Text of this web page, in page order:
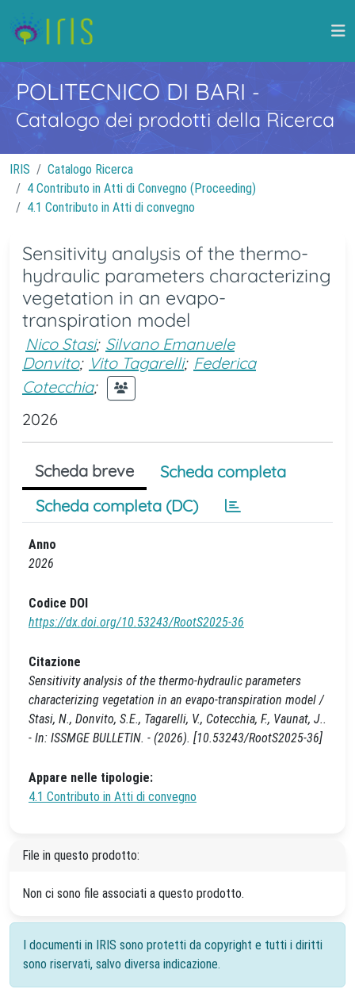
POLITECNICO DI BARI -
Catalogo dei prodotti della Ricerca
IRIS
Catalogo Ricerca
4 Contributo in Atti di Convegno (Proceeding)
4.1 Contributo in Atti di convegno
Sensitivity analysis of the thermo-
hydraulic parameters characterizing
vegetation in an evapo-
transpiration model
Nico Stasi; Silvano Emanuele
Donvito; Vito Tagarelli; Federica
Cotecchia;
2026
Scheda breve
Scheda completa
Scheda completa (DC)
Anno
2026
Codice DOI
https://dx.doi.org/10.53243/RootS2025-36
Citazione
Sensitivity analysis of the thermo-hydraulic parameters
characterizing vegetation in an evapo-transpiration model /
Stasi, N., Donvito, S.E., Tagarelli, V., Cotecchia, F., Vaunat, J..
- In: ISSMGE BULLETIN. - (2026). [10.53243/RootS2025-36]
Appare nelle tipologie:
4.1 Contributo in Atti di convegno
File in questo prodotto:
Non ci sono file associati a questo prodotto.
I documenti in IRIS sono protetti da copyright e tutti i diritti
sono riservati, salvo diversa indicazione.